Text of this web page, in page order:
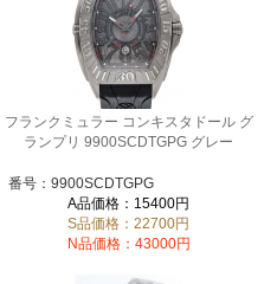
フランクミュラー コンキスタドール グ
ランプリ 9900SCDTGPG グレー
番号：9900SCDTGPG
A品価格：15400円
S品価格：22700円
N品価格：43000円